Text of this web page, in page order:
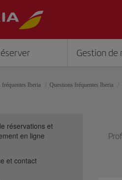
Gestion de
fréquentes Iberia Questions fréquentes Iberia
réservations et
en ligne
et contact